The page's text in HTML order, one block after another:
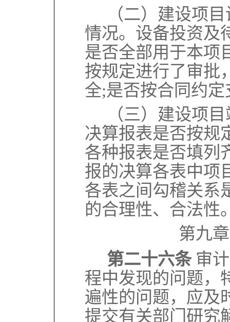
（二）建设项
情况。设备投资及
是否全部用于本项
按规定进行了审批
全;是否按合同约
（三）建设项
决算报表是否按规
各种报表是否填列
报的决算各表中项
各表之间勾稽关系
的合理性、合法性
第九章
第二十六条审
程中发现的问题，
遍性的问题，应及
提交有关部门研究